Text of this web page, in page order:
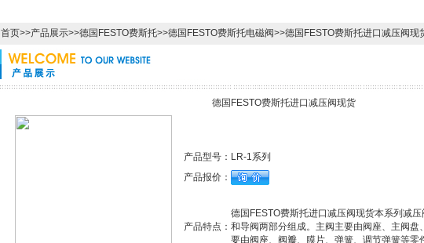
首页>>产品展示>>德国FESTO费斯托>>德国FESTO费斯托电磁阀>>德国FESTO费斯托进口减压阀现
德国FESTO费斯托进口减压阀现货
产品型号： LR-1系列
产品报价：
产品特点：
德国FESTO费斯托进口减压阀现货本系列减
和导阀两部分组成。主阀主要由阀座、主阀盘
要由阀座、阀瓣、膜片、弹簧、调节弹簧等零